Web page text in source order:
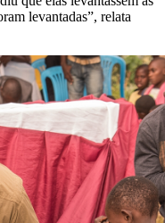
levantadas”, relata